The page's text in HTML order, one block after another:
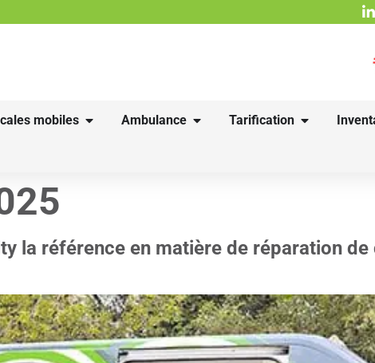
mobiles Ambulance Tarification
la référence en matière de réparation